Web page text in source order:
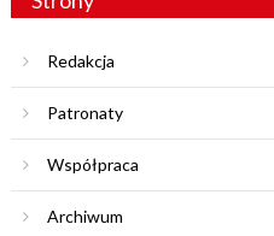
Redakcja
Patronaty
Współpraca
Archiwum